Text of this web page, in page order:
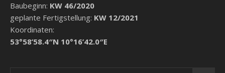
Baubeginn: KW 46/2020
geplante Fertigstellung: KW 12/2021
Koordinaten:
53°58’58.4″N 10°16’42.0″E